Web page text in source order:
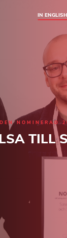
IN ENGLISH
NOMINERAD
TILL